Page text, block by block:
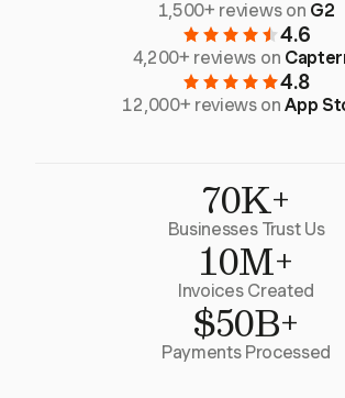
1,500+ reviews on G2
4.6
4,200+ reviews on
4.8
12,000+ reviews onApp
70K+
Businesses Trust Us
10M+
Invoices Created
$50B+
Payments Processed